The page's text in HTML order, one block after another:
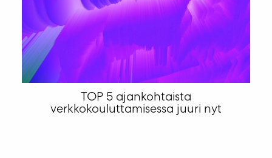
TOP 5 ajankohtaista
verkkokouluttamisessa juuri nyt